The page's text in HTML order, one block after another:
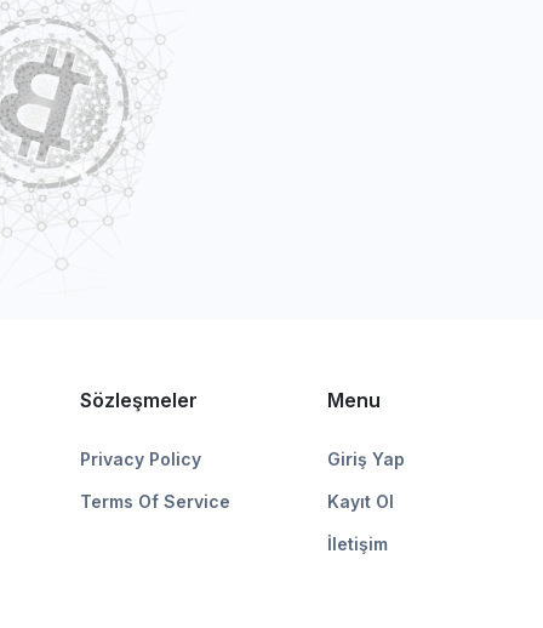
Sözleşmeler
Privacy Policy
Terms Of Service
Menu
Giriş Yap
Kayıt Ol
İletişim